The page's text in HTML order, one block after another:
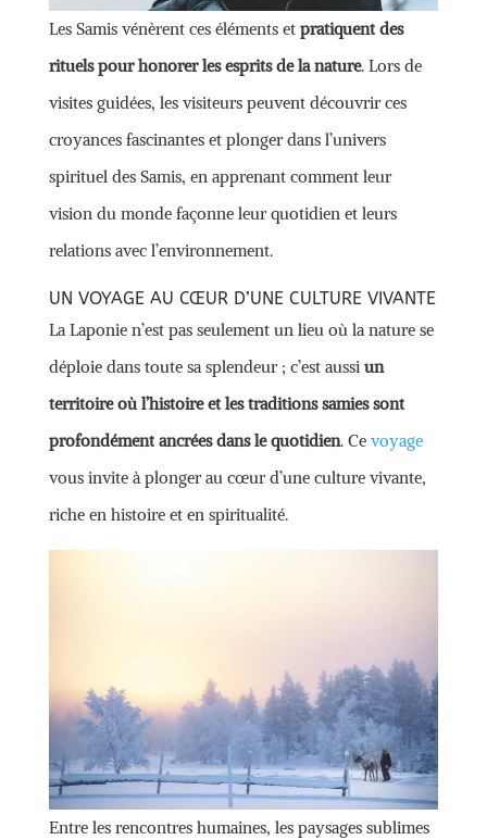
Les Samis vénèrent ces éléments et pratiquent des
rituels pour honorer les esprits de la nature. Lors de
visites guidées, les visiteurs peuvent découvrir ces
croyances fascinantes et plonger dans l’univers
spirituel des Samis, en apprenant comment leur
vision du monde façonne leur quotidien et leurs
relations avec l’environnement.
UN VOYAGE AU CŒUR D’UNE CULTURE VIVANTE
La Laponie n’est pas seulement un lieu où la nature se
déploie dans toute sa splendeur ; c’est aussi un
territoire où l’histoire et les traditions samies sont
profondément ancrées dans le quotidien. Ce voyage
vous invite à plonger au cœur d’une culture vivante,
riche en histoire et en spiritualité.
Entre les rencontres humaines, les paysages sublimes